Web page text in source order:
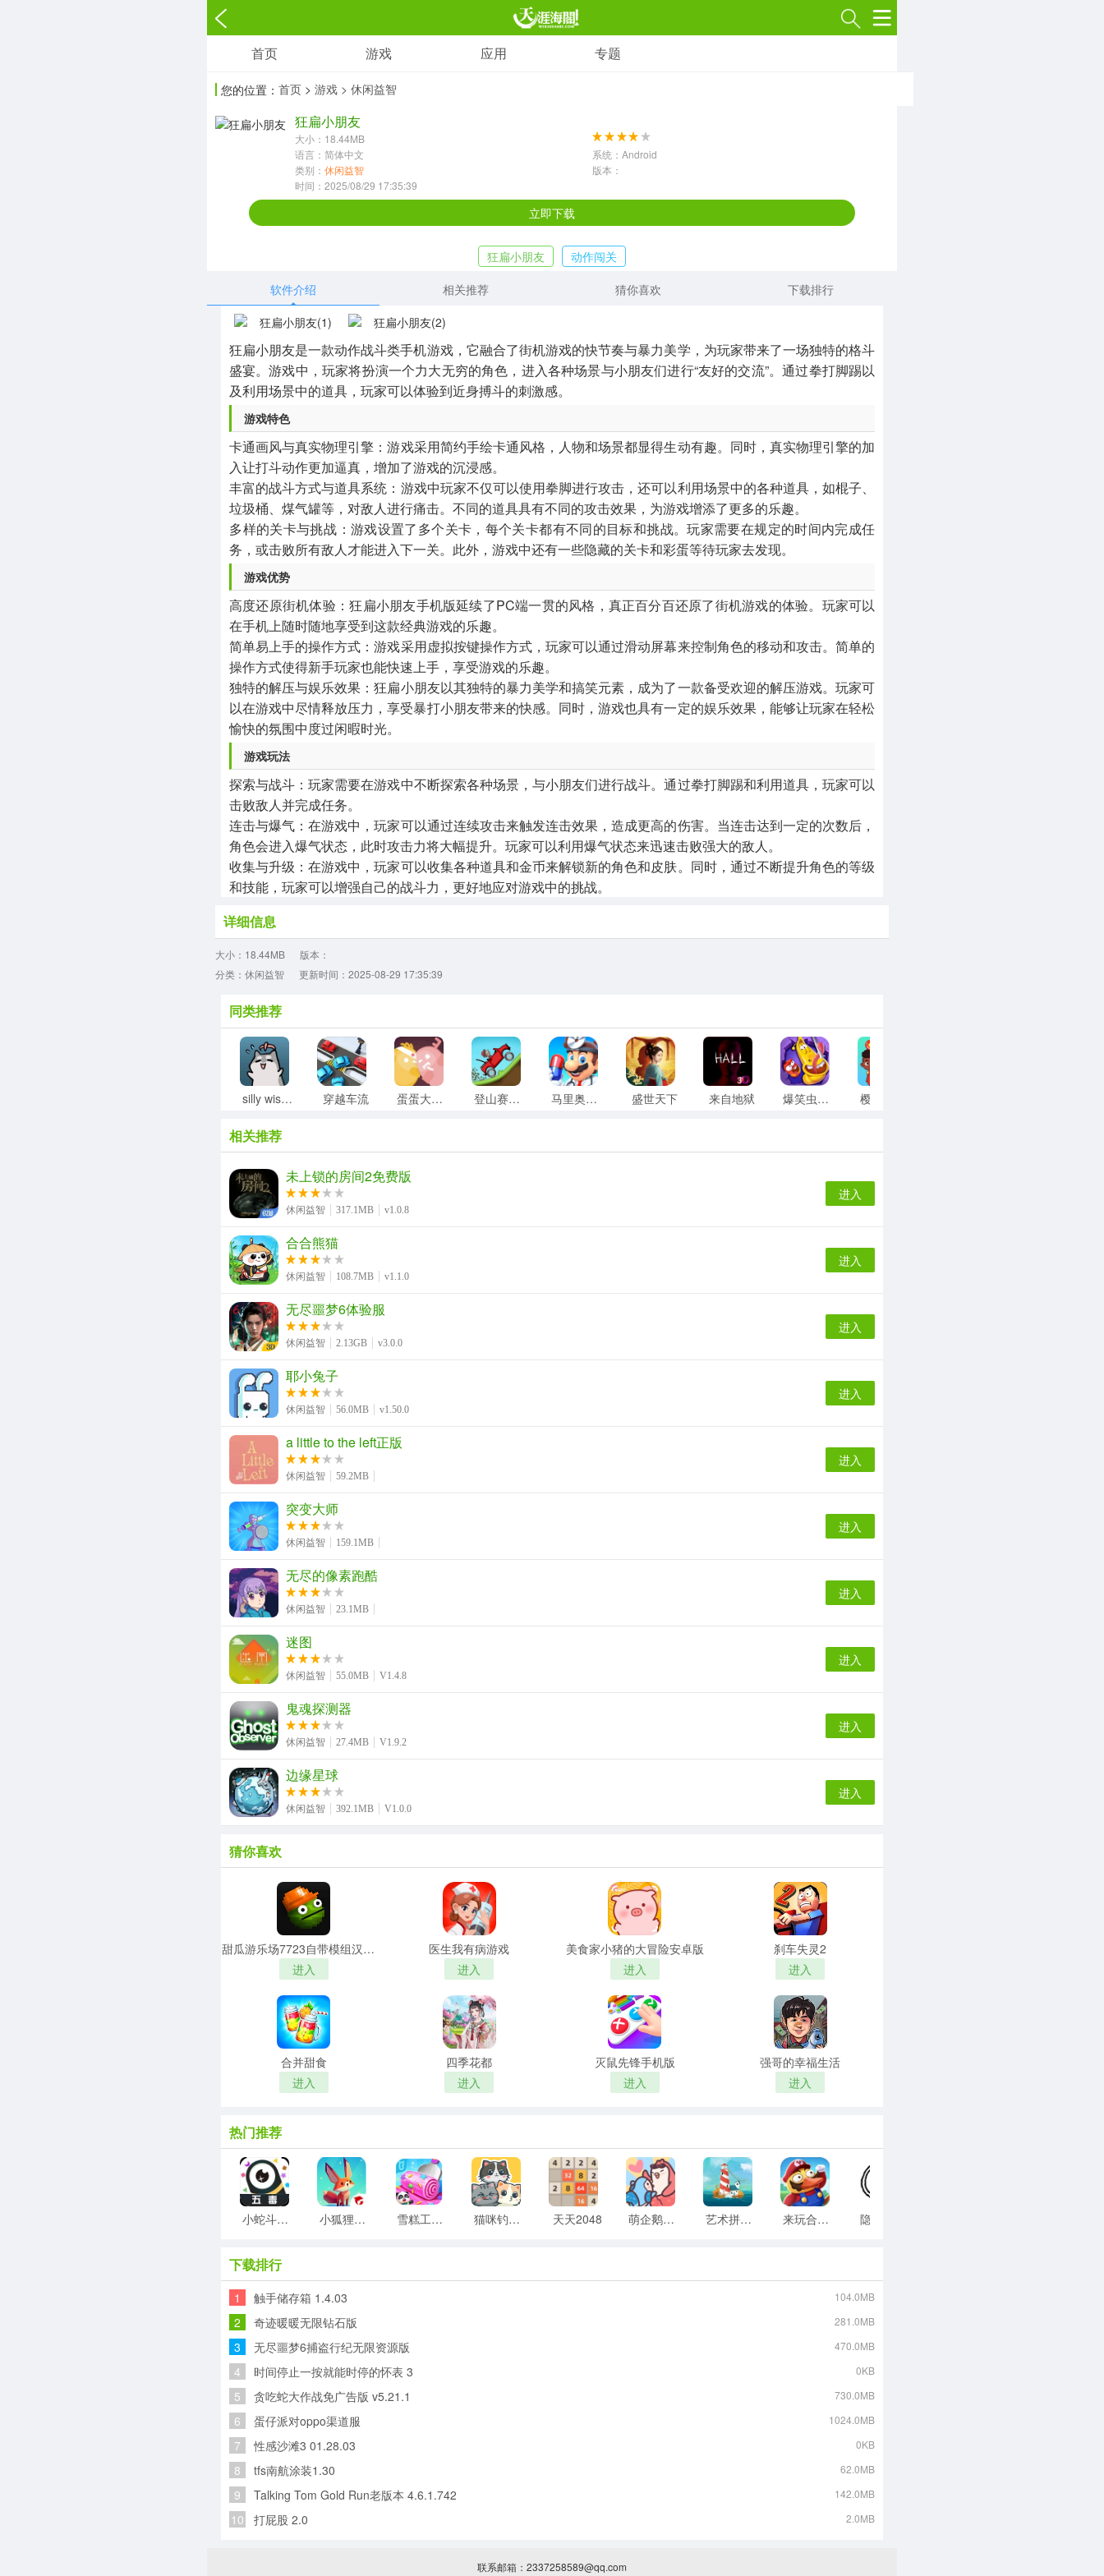
3697款应用
休闲益智
13387款应用
418款应用
音乐舞蹈
269款应用
其他
1654款应用
游戏助手
515款应用
MOD游戏
首页 游戏 应用 专题
您的位置： 首页 > 游戏 > 休闲益智
狂扁小朋友
大小：18.44MB
语言：简体中文
系统：Android
类别： 休闲益智
版本：
时间：2025/08/29 17:35:39
立即下载
狂扁小朋友
动作闯关
软件介绍
相关推荐 猜你喜欢 下载排行
狂扁小朋友是一款动作战斗类手机游戏，它融合了街机游戏的快节奏与暴力美学，为玩家带来了一场独特的格斗
盛宴。游戏中，玩家将扮演一个力大无穷的角色，进入各种场景与小朋友们进行“友好的交流”。通过拳打脚踢以
及利用场景中的道具，玩家可以体验到近身搏斗的刺激感。
‌游戏特色‌
‌卡通画风与真实物理引擎‌：游戏采用简约手绘卡通风格，人物和场景都显得生动有趣。同时，真实物理引擎的加
入让打斗动作更加逼真，增加了游戏的沉浸感。
‌丰富的战斗方式与道具系统‌：游戏中玩家不仅可以使用拳脚进行攻击，还可以利用场景中的各种道具，如棍子、
垃圾桶、煤气罐等，对敌人进行痛击。不同的道具具有不同的攻击效果，为游戏增添了更多的乐趣。
‌多样的关卡与挑战‌：游戏设置了多个关卡，每个关卡都有不同的目标和挑战。玩家需要在规定的时间内完成任
务，或击败所有敌人才能进入下一关。此外，游戏中还有一些隐藏的关卡和彩蛋等待玩家去发现。
‌游戏优势‌
‌高度还原街机体验‌：狂扁小朋友手机版延续了PC端一贯的风格，真正百分百还原了街机游戏的体验。玩家可以
在手机上随时随地享受到这款经典游戏的乐趣。
‌简单易上手的操作方式‌：游戏采用虚拟按键操作方式，玩家可以通过滑动屏幕来控制角色的移动和攻击。简单的
操作方式使得新手玩家也能快速上手，享受游戏的乐趣。
‌独特的解压与娱乐效果‌：狂扁小朋友以其独特的暴力美学和搞笑元素，成为了一款备受欢迎的解压游戏。玩家可
以在游戏中尽情释放压力，享受暴打小朋友带来的快感。同时，游戏也具有一定的娱乐效果，能够让玩家在轻松
愉快的氛围中度过闲暇时光。
‌游戏玩法‌
‌探索与战斗‌：玩家需要在游戏中不断探索各种场景，与小朋友们进行战斗。通过拳打脚踢和利用道具，玩家可以
击败敌人并完成任务。
‌连击与爆气‌：在游戏中，玩家可以通过连续攻击来触发连击效果，造成更高的伤害。当连击达到一定的次数后，
角色会进入爆气状态，此时攻击力将大幅提升。玩家可以利用爆气状态来迅速击败强大的敌人。
‌收集与升级‌：在游戏中，玩家可以收集各种道具和金币来解锁新的角色和皮肤。同时，通过不断提升角色的等级
和技能，玩家可以增强自己的战斗力，更好地应对游戏中的挑战。
详细信息
大小：18.44MB
版本：
分类：休闲益智
更新时间：2025-08-29 17:35:39
同类推荐
silly wisher最新版 穿越车流 蛋蛋大乱斗 登山赛车1老旧版 马里奥医生 盛世天下 来自地狱 爆笑虫子大冒险
相关推荐
未上锁的房间2免费版
休闲益智 317.1MB v1.0.8
进入
合合熊猫
休闲益智 108.7MB v1.1.0
进入
无尽噩梦6体验服
休闲益智 2.13GB v3.0.0
进入
耶小兔子
休闲益智 56.0MB v1.50.0
进入
a little to the left正版
休闲益智 59.2MB
进入
突变大师
休闲益智 159.1MB
进入
无尽的像素跑酷
休闲益智 23.1MB
进入
迷图
休闲益智 55.0MB V1.4.8
进入
鬼魂探测器
休闲益智 27.4MB V1.9.2
进入
边缘星球
休闲益智 392.1MB V1.0.0
进入
猜你喜欢
甜瓜游乐场7723自带模组汉化版
进入
医生我有病游戏
进入
美食家小猪的大冒险安卓版
进入
刹车失灵2
进入
合并甜食
进入
四季花都
进入
灭鼠先锋手机版
进入
强哥的幸福生活
进入
热门推荐
小蛇斗蜈蚣 小狐狸游戏 雪糕工厂游戏 猫咪钓鱼物语游戏 天天2048 萌企鹅乐园中文版 艺术拼图游戏 来玩合体鸭
下载排行
1 触手储存箱 1.4.03 104.0MB
2 奇迹暖暖无限钻石版 281.0MB
3 无尽噩梦6捕盗行纪无限资源版 470.0MB
4 时间停止一按就能时停的怀表 3 0KB
5 贪吃蛇大作战免广告版 v5.21.1 730.0MB
6 蛋仔派对oppo渠道服 1024.0MB
7 性感沙滩3 01.28.03 0KB
8 tfs南航涂装1.30 62.0MB
9 Talking Tom Gold Run老版本 4.6.1.742 142.0MB
10 打屁股 2.0 2.0MB
联系邮箱：2337258589@qq.com